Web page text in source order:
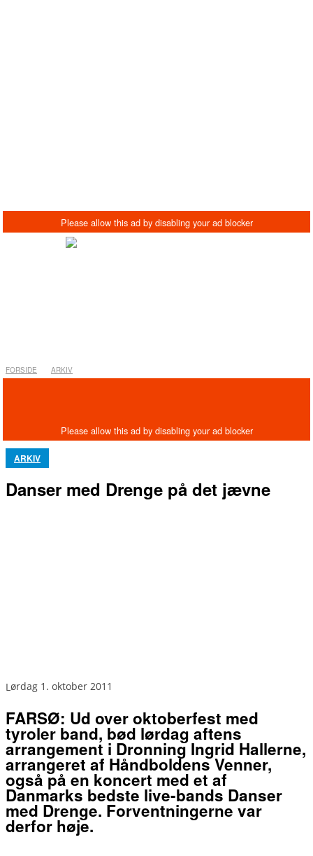
FORSIDE ARKIV
ARKIV
Danser med Drenge på det jævne
lørdag 1. oktober 2011
FARSØ: Ud over oktoberfest med
tyroler band, bød lørdag aftens
arrangement i Dronning Ingrid Hallerne,
arrangeret af Håndboldens Venner,
også på en koncert med et af
Danmarks bedste live-bands Danser
med Drenge. Forventningerne var
derfor høje.